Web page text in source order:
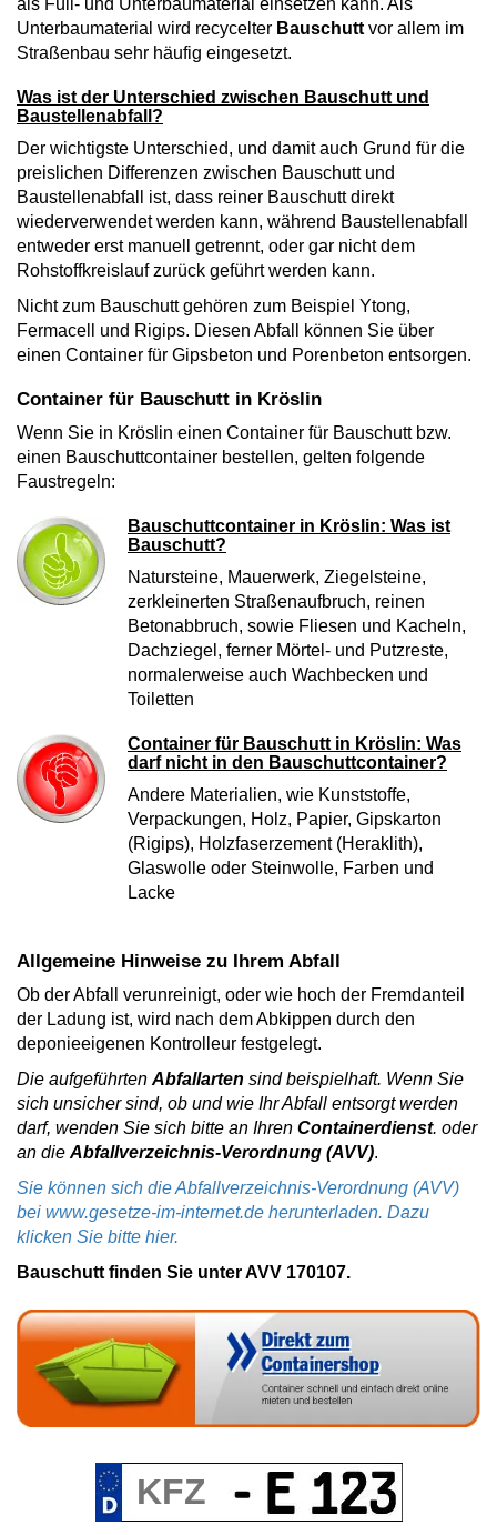
als Füll- und Unterbaumaterial einsetzen kann. Als
Unterbaumaterial wird recycelter Bauschutt vor allem im
Straßenbau sehr häufig eingesetzt.
Was ist der Unterschied zwischen Bauschutt und
Baustellenabfall?
Der wichtigste Unterschied, und damit auch Grund für die
preislichen Differenzen zwischen Bauschutt und
Baustellenabfall ist, dass reiner Bauschutt direkt
wiederverwendet werden kann, während Baustellenabfall
entweder erst manuell getrennt, oder gar nicht dem
Rohstoffkreislauf zurück geführt werden kann.
Nicht zum Bauschutt gehören zum Beispiel Ytong,
Fermacell und Rigips. Diesen Abfall können Sie über
einen Container für Gipsbeton und Porenbeton entsorgen.
Container für Bauschutt in Kröslin
Wenn Sie in Kröslin einen Container für Bauschutt bzw.
einen Bauschuttcontainer bestellen, gelten folgende
Faustregeln:
Bauschuttcontainer in Kröslin: Was ist
Bauschutt?
Natursteine, Mauerwerk, Ziegelsteine,
zerkleinerten Straßenaufbruch, reinen
Betonabbruch, sowie Fliesen und Kacheln,
Dachziegel, ferner Mörtel- und Putzreste,
normalerweise auch Wachbecken und
Toiletten
Container für Bauschutt in Kröslin: Was
darf nicht in den Bauschuttcontainer?
Andere Materialien, wie Kunststoffe,
Verpackungen, Holz, Papier, Gipskarton
(Rigips), Holzfaserzement (Heraklith),
Glaswolle oder Steinwolle, Farben und
Lacke
Allgemeine Hinweise zu Ihrem Abfall
Ob der Abfall verunreinigt, oder wie hoch der Fremdanteil
der Ladung ist, wird nach dem Abkippen durch den
deponieeigenen Kontrolleur festgelegt.
Die aufgeführten Abfallarten sind beispielhaft. Wenn Sie
sich unsicher sind, ob und wie Ihr Abfall entsorgt werden
darf, wenden Sie sich bitte an Ihren Containerdienst. oder
an die Abfallverzeichnis-Verordnung (AVV).
Sie können sich die Abfallverzeichnis-Verordnung (AVV)
bei www.gesetze-im-internet.de herunterladen. Dazu
klicken Sie bitte hier.
Bauschutt finden Sie unter AVV 170107.